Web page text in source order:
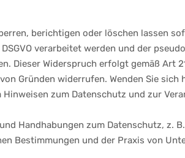
berichtigen oder löschen lassen
verarbeitet werden und der
Dieser Widerspruch erfolgt gemäß Art
Gründen widerrufen. Wenden Sie
zum Datenschutz und zur
Handhabungen zum Datenschutz, z.
Bestimmungen und der Praxis von